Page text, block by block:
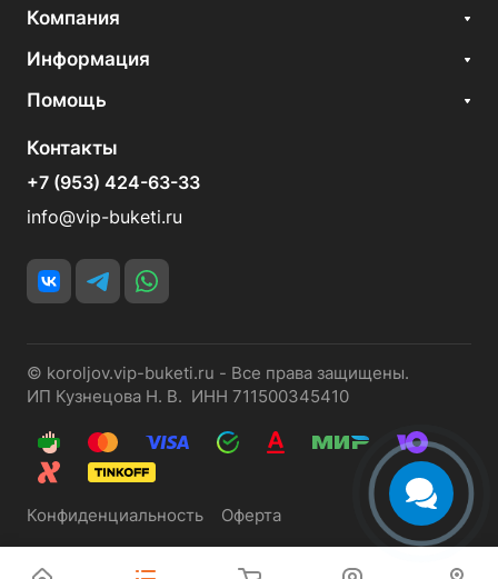
Компания
Информация
Помощь
Контакты
+7 (953) 424-63-33
info@vip-buketi.ru
© koroljov.vip-buketi.ru - Все права защищены.
ИП Кузнецова Н. В. ИНН 711500345410
Конфиденциальность Оферта